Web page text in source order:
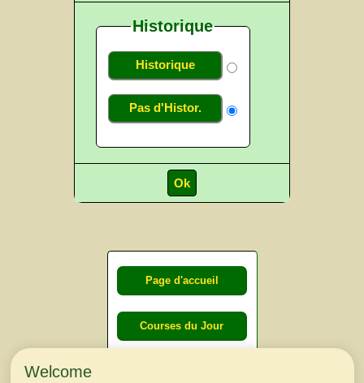
Historique
Historique
Pas d'Histor.
Page d'accueil
Courses du Jour
Welcome